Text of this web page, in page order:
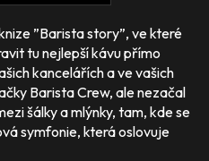
”Barista story”, ve které
tu nejlepší kávu přímo
kancelářích a ve vašich
Barista Crew, ale nezačal
šálky a mlýnky, tam, kde se
symfonie, která oslovuje